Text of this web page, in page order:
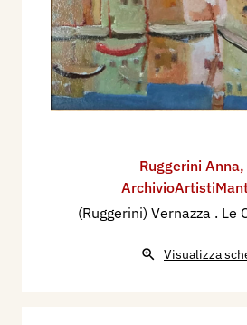
Ruggerini Anna,
(Ruggerini) Vernazza . Le
Visualizza